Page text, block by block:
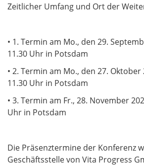
Zeitlicher Umfang und Ort der
• 1. Termin am Mo., den 29.
11.30 Uhr in Potsdam
• 2. Termin am Mo., den 27. Oktober
11.30 Uhr in Potsdam
• 3. Termin am Fr., 28. November
Uhr in Potsdam
Die Präsenztermine der Konferenz
Geschäftsstelle von Vita Progress